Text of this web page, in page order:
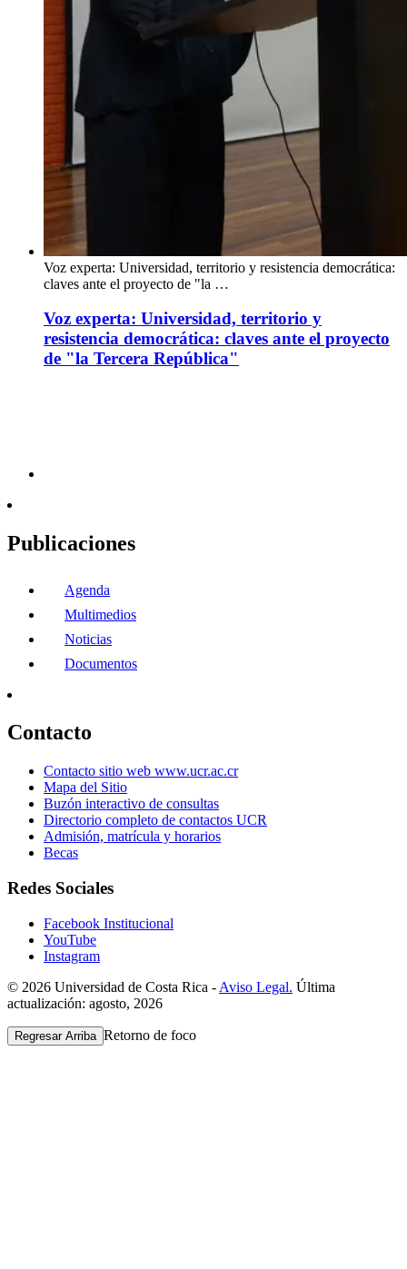
Voz experta: Universidad, territorio y resistencia democrática:
claves ante el proyecto de "la …
Voz experta: Universidad, territorio y
resistencia democrática: claves ante el proyecto
de "la Tercera República"
Publicaciones
Agenda
Multimedios
Noticias
Documentos
Contacto
Contacto sitio web www.ucr.ac.cr
Mapa del Sitio
Buzón interactivo de consultas
Directorio completo de contactos UCR
Admisión, matrícula y horarios
Becas
Redes Sociales
Facebook Institucional
YouTube
Instagram
© 2026 Universidad de Costa Rica - Aviso Legal. Última
actualización: agosto, 2026
Regresar Arriba Retorno de foco